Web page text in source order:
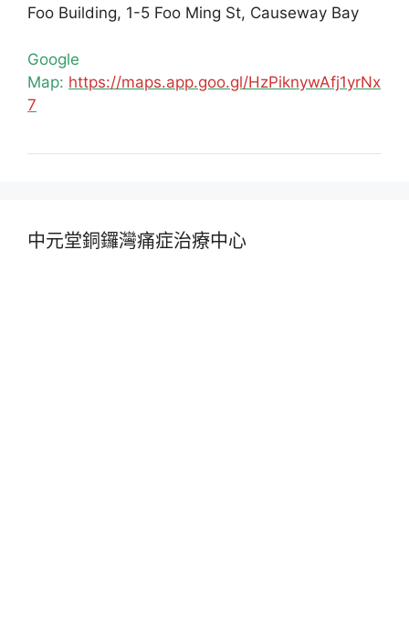
Foo Building, 1-5 Foo Ming St, Causeway Bay
Google
Map: https://maps.app.goo.gl/HzPiknywAfj1yrNx
7
中元堂銅鑼灣痛症治療中心